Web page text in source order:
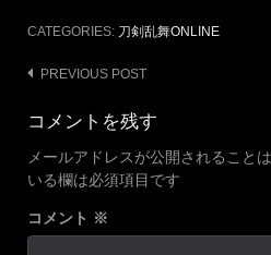
CATEGORIES: 刀剣乱舞ONLINE
Post
navigation
PREVIOUS POST
コメントを残す
メールアドレスが公開されること
いる欄は必須項目です
コメント ※